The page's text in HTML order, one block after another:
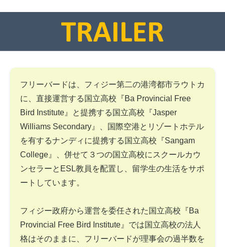
フリーバードは、フィジー第二の港湾都市ラウトカ
に、直接運営する国立高校『Ba Provincial Free
Bird Institute』と提携する国立高校『Jasper
Williams Secondary』、国際空港とリゾートホテル
を有するナンディに提携する国立高校『Sangam
College』、併せて３つの国立高校にスクールカウ
ンセラーとESL教員を配置し、留学生の生活をサポ
ートしています。
フィジー政府から運営を委任された国立高校『Ba
Provincial Free Bird Institute』では国立高校の法人
格はそのままに、フリーバードが理事会の過半数を